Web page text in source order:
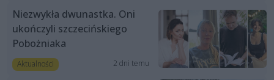
Niezwykła dwunastka. Oni
ukończyli szczecińskiego
Pobożniaka
Aktualności 2 dni temu